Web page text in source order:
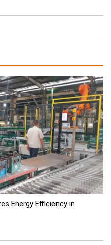
Energy Efficiency in